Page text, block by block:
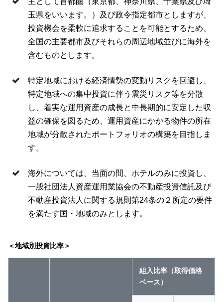
玉県をいいます。）及び政令指定都市としますが、
投資機会を柔軟に追求することを可能とするため、
全国の主要都市及びそれらの周辺地域並びに海外を
含むものとします。
特定地域における経済情勢の変動リスクを回避し、
特定地域への集中投資に伴う震災リスク等を分散
し、着実な運用資産の成長と中長期的に安定した収
益の確保を図るため、運用資産にかかる物件の所在
地域が分散されたポートフォリオの構築を目指しま
す。
海外については、当面の間、ホテルのみに投資し、
一般社団法人資産運用業協会の不動産投資信託及び
不動産投資法人に関する規則第24条の２所定の要件
を満たす国・地域のみとします。
＜地域別投資比率＞
組入比率（取得価格
ベース）